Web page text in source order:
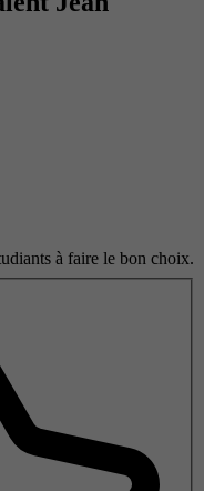
à faire le bon choix.